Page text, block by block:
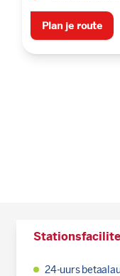
Plan je route
24-uurs